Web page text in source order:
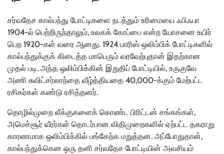
சர்வதேச கால்பந்து போட்டிகளை நடத்தும் உரிமையை ஃபிஃபா
1904-ல் பெற்றிருந்தாலும், உலகக் கோப்பை என்ற யோசனை உயிர்
பெற 1920-கள் வரை ஆனது. 1924 பாரிஸ் ஒலிம்பிக் போட்டிகளில்
கால்பந்துக்குக் கிடைத்த மாபெரும் வரவேற்புதான் இதற்கான
முதல் படி. அந்த ஒலிம்பிக்கின் இறுதிப் போட்டியில், உருகுவே
அணி சுவிட்சர்லாந்தை வீழ்த்தியதை 40,000-க்கும் மேற்பட்ட
ரசிகர்கள் கண்டு ரசித்தனர்.
தொழில்முறை லீக்குகளைக் கொண்ட பிரிட்டன் சங்கங்கள்,
அமெச்சூர் வீரர்கள் தொடர்பான விதிமுறைகளில் ஏற்பட்ட தகராறு
காரணமாக ஒலிம்பிக்கில் பங்கேற்க மறுத்தன. அப்போதுதான்,
கால்பந்துக்கென ஒரு தனி சர்வதேச போட்டியின் அவசியம்